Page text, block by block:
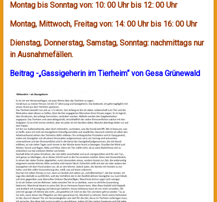
Montag bis Sonntag von: 10: 00 Uhr bis 12: 00 Uhr
Montag, Mittwoch, Freitag von: 14: 00 Uhr bis 16: 00 Uhr
Dienstag, Donnerstag, Samstag, Sonntag: nachmittags nur
in Ausnahmefällen.
Beitrag -„Gassigeherin im Tierheim“ von Gesa Grünewald